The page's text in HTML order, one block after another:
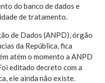
do banco de dados e
de tratamento.
de Dados (ANPD), órgão
da República, fica
atém o momento a ANPD
editado decreto com a
ele ainda não existe.